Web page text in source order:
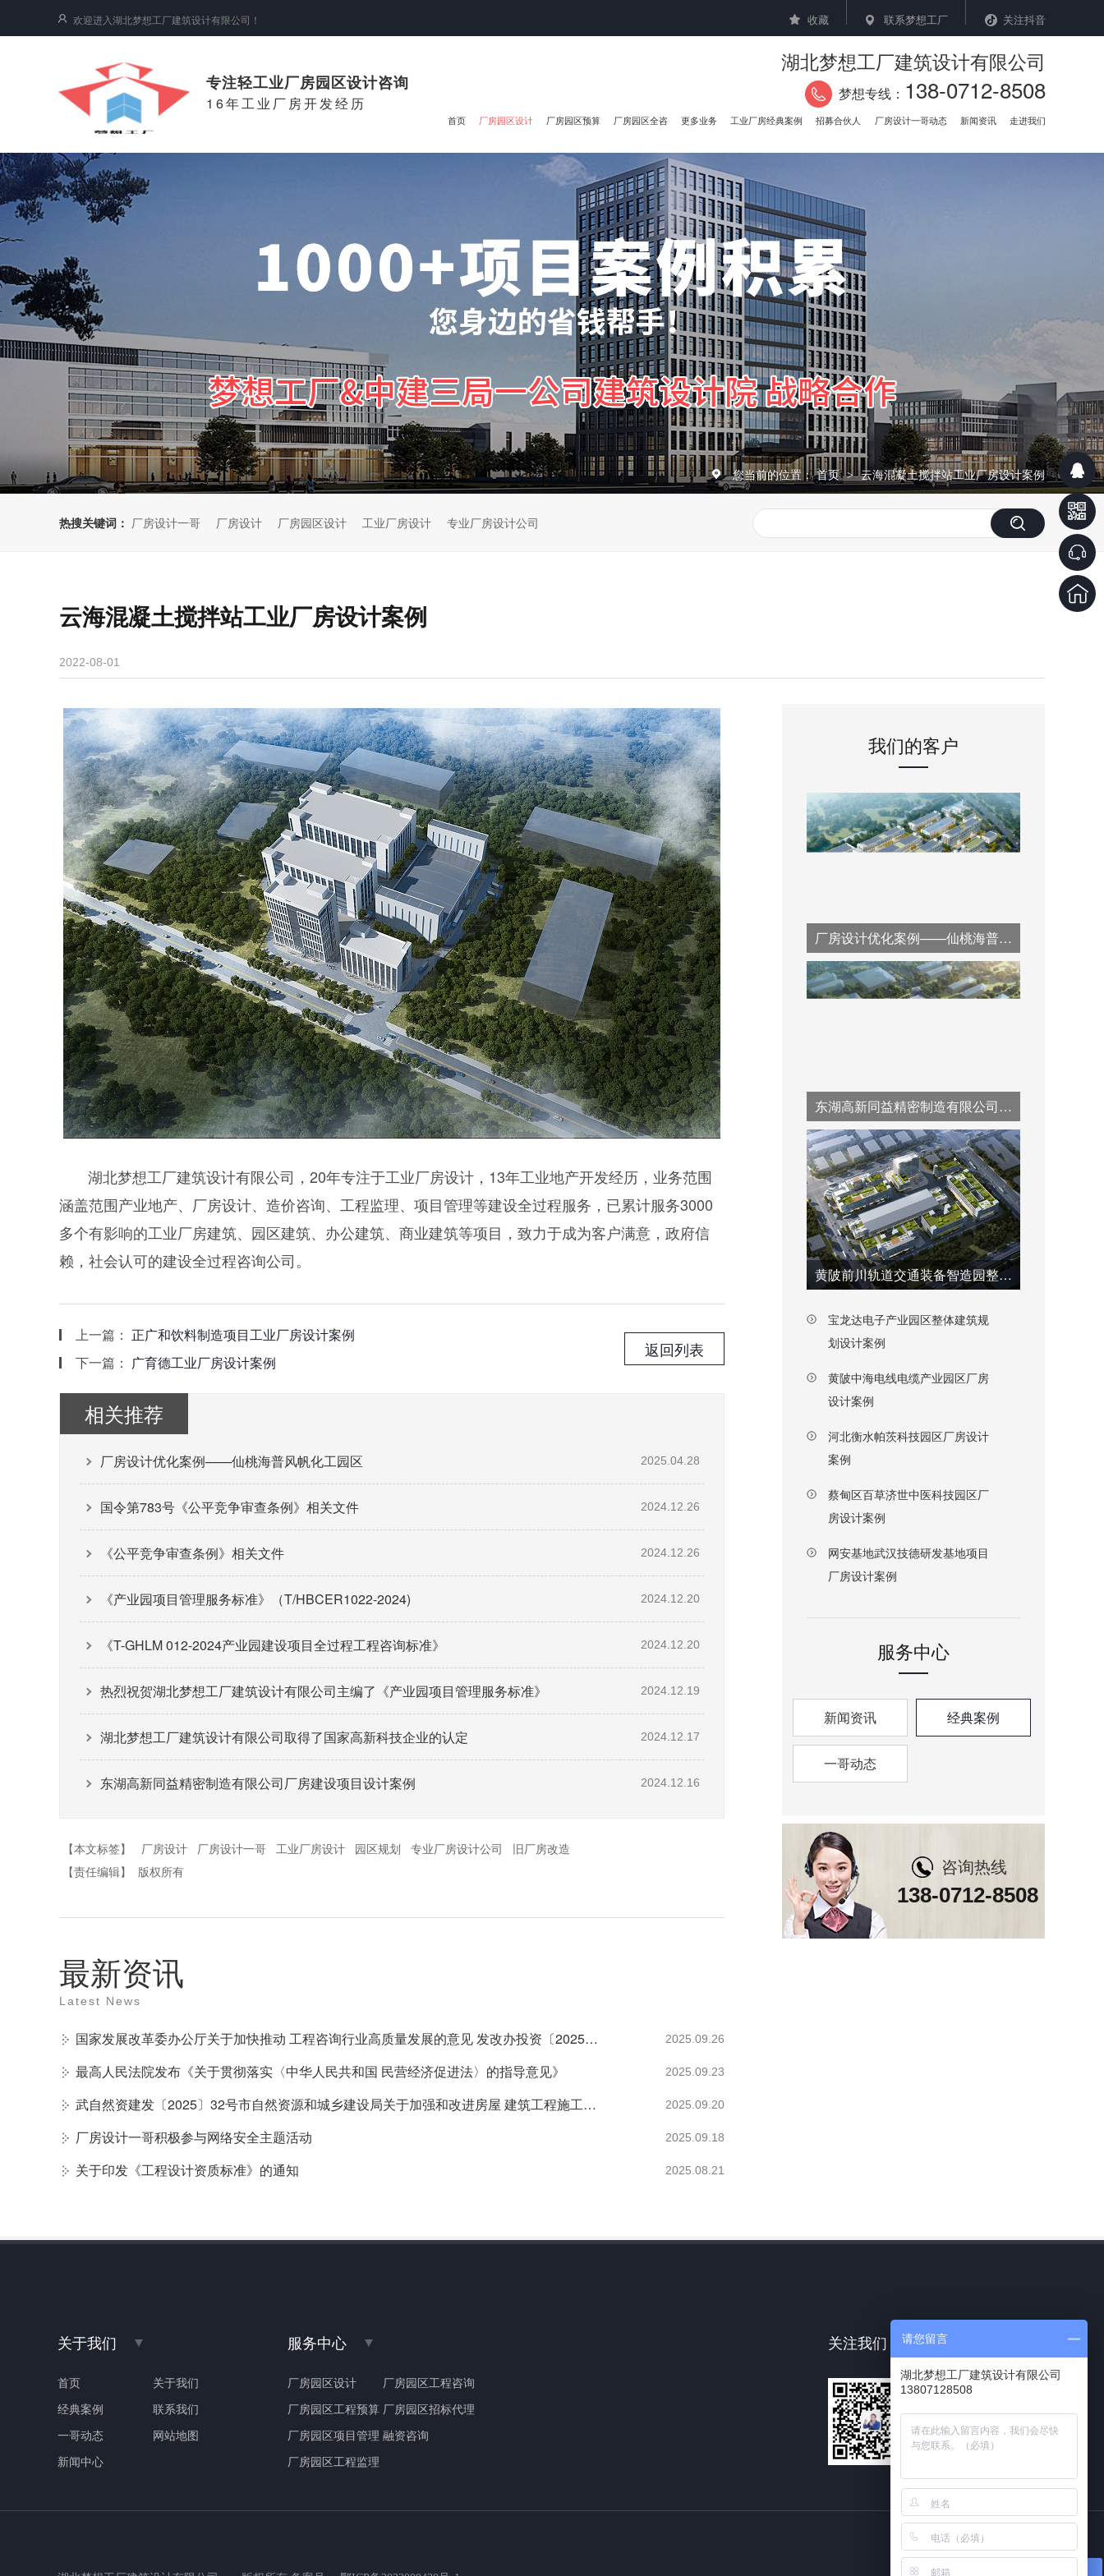
收藏 联系梦想工厂 关注抖音
欢迎进入湖北梦想工厂建筑设计有限公司！
专注轻工业厂房园区设计咨询
16年工业厂房开发经历
湖北梦想工厂建筑设计有限公司
梦想专线： 138-0712-8508
首页 厂房园区设计 厂房园区预算 厂房园区全咨 更多业务 工业厂房经典案例 招募合伙人 厂房设计一哥动态 新闻资讯 走进我们
您当前的位置： 首页 > 云海混凝土搅拌站工业厂房设计案例
热搜关键词： 厂房设计一哥 厂房设计 厂房园区设计 工业厂房设计 专业厂房设计公司
云海混凝土搅拌站工业厂房设计案例
2022-08-01
湖北梦想工厂建筑设计有限公司，20年专注于工业厂房设计，13年工业地产开发经历，业务范围
涵盖范围产业地产、厂房设计、造价咨询、工程监理、项目管理等建设全过程服务，已累计服务3000
多个有影响的工业厂房建筑、园区建筑、办公建筑、商业建筑等项目，致力于成为客户满意，政府信
赖，社会认可的建设全过程咨询公司。
上一篇： 正广和饮料制造项目工业厂房设计案例
下一篇： 广育德工业厂房设计案例
返回列表
相关推荐
厂房设计优化案例——仙桃海普风帆化工园区 2025.04.28
国令第783号《公平竞争审查条例》相关文件 2024.12.26
《公平竞争审查条例》相关文件 2024.12.26
《产业园项目管理服务标准》（T/HBCER1022-2024) 2024.12.20
《T-GHLM 012-2024产业园建设项目全过程工程咨询标准》 2024.12.20
热烈祝贺湖北梦想工厂建筑设计有限公司主编了《产业园项目管理服务标准》 2024.12.19
湖北梦想工厂建筑设计有限公司取得了国家高新科技企业的认定 2024.12.17
东湖高新同益精密制造有限公司厂房建设项目设计案例 2024.12.16
【本文标签】 厂房设计 厂房设计一哥 工业厂房设计 园区规划 专业厂房设计公司
旧厂房改造
【责任编辑】
版权所有
最新资讯
Latest News
国家发展改革委办公厅关于加快推动 工程咨询行业高质量发展的意见 发改办投资〔2025〕824号 2025.09.26
最高人民法院发布《关于贯彻落实〈中华人民共和国 民营经济促进法〉的指导意见》 2025.09.23
武自然资建发〔2025〕32号市自然资源和城乡建设局关于加强和改进房屋 建筑工程施工图审查管理工作的通知 2025.09.20
厂房设计一哥积极参与网络安全主题活动 2025.09.18
关于印发《工程设计资质标准》的通知 2025.08.21
我们的客户
厂房设计优化案例——仙桃海普风帆化工园区
东湖高新同益精密制造有限公司厂房建设项目设计案例
黄陂前川轨道交通装备智造园整体建筑规划设计案例
宝龙达电子产业园区整体建筑规
划设计案例
黄陂中海电线电缆产业园区厂房
设计案例
河北衡水帕茨科技园区厂房设计
案例
蔡甸区百草济世中医科技园区厂
房设计案例
网安基地武汉技德研发基地项目
厂房设计案例
服务中心
新闻资讯 经典案例
一哥动态
咨询热线
138-0712-8508
关于我们
首页 关于我们
经典案例 联系我们
一哥动态 网站地图
新闻中心
服务中心
厂房园区设计 厂房园区工程咨询
厂房园区工程预算 厂房园区招标代理
厂房园区项目管理 融资咨询
厂房园区工程监理
关注我们 请您留言
湖北梦想工厂建筑设计有限公司
13807128508